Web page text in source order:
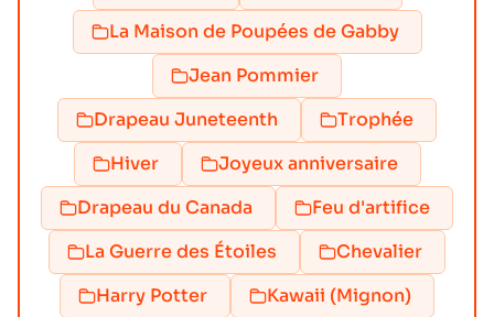
La Maison de Poupées de Gabby
Jean Pommier
Drapeau Juneteenth
Trophée
Hiver
Joyeux anniversaire
Drapeau du Canada
Feu d'artifice
La Guerre des Étoiles
Chevalier
Harry Potter
Kawaii (Mignon)